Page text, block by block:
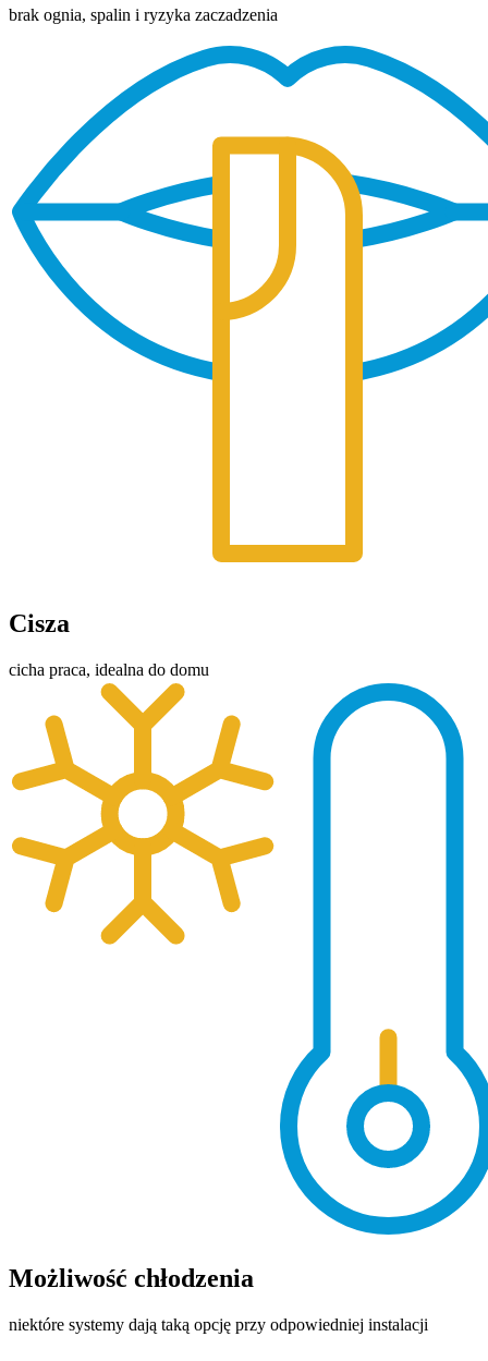
brak ognia, spalin i ryzyka zaczadzenia
Cisza
cicha praca, idealna do domu
Możliwość chłodzenia
niektóre systemy dają taką opcję przy odpowiedniej instalacji